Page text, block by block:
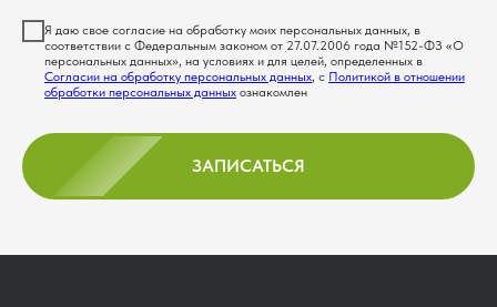
Я даю свое согласие на обработку моих персональных данных, в
соответствии с Федеральным законом от 27.07.2006 года №152-ФЗ «О
персональных данных», на условиях и для целей, определенных в
Согласии на обработку персональных данных, с Политикой в отношении
обработки персональных данных ознакомлен
ЗАПИСАТЬСЯ